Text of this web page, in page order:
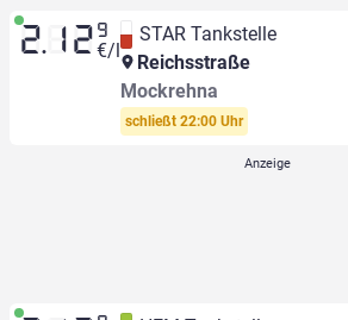
2.12 9
€/l
STAR Tankstelle
Reichsstraße
Mockrehna
schließt 22:00 Uhr